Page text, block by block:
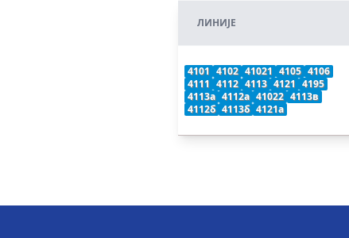
ЛИНИЈЕ
4101 4102 41021 4105 4106
4111 4112 4113 4121 4195
4113а 4112а 41022 4113в
4112б 4113б 4121а